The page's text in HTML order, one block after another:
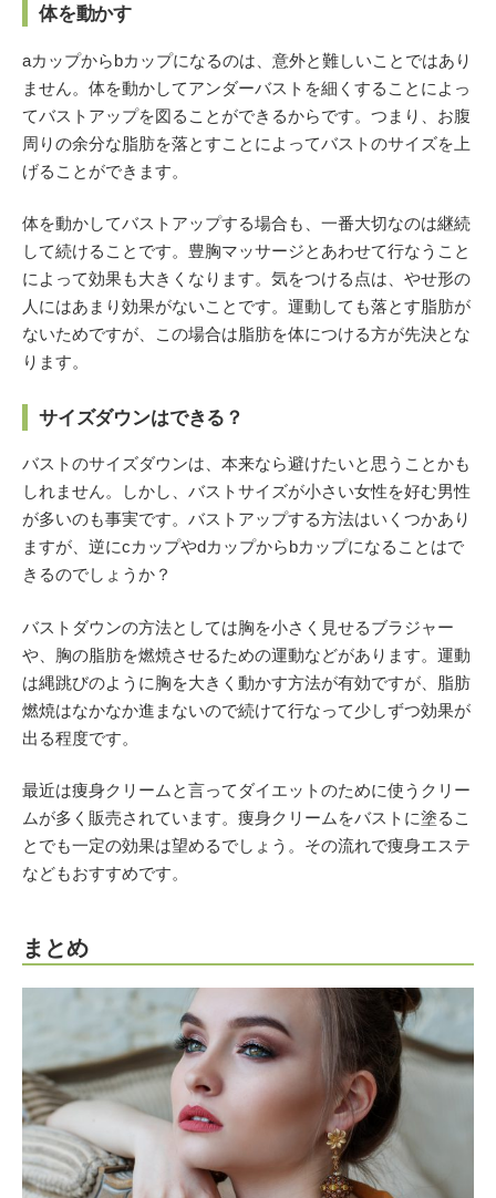
体を動かす
aカップからbカップになるのは、意外と難しいことではあり
ません。体を動かしてアンダーバストを細くすることによっ
てバストアップを図ることができるからです。つまり、お腹
周りの余分な脂肪を落とすことによってバストのサイズを上
げることができます。
体を動かしてバストアップする場合も、一番大切なのは継続
して続けることです。豊胸マッサージとあわせて行なうこと
によって効果も大きくなります。気をつける点は、やせ形の
人にはあまり効果がないことです。運動しても落とす脂肪が
ないためですが、この場合は脂肪を体につける方が先決とな
ります。
サイズダウンはできる？
バストのサイズダウンは、本来なら避けたいと思うことかも
しれません。しかし、バストサイズが小さい女性を好む男性
が多いのも事実です。バストアップする方法はいくつかあり
ますが、逆にcカップやdカップからbカップになることはで
きるのでしょうか？
バストダウンの方法としては胸を小さく見せるブラジャー
や、胸の脂肪を燃焼させるための運動などがあります。運動
は縄跳びのように胸を大きく動かす方法が有効ですが、脂肪
燃焼はなかなか進まないので続けて行なって少しずつ効果が
出る程度です。
最近は痩身クリームと言ってダイエットのために使うクリー
ムが多く販売されています。痩身クリームをバストに塗るこ
とでも一定の効果は望めるでしょう。その流れで痩身エステ
などもおすすめです。
まとめ